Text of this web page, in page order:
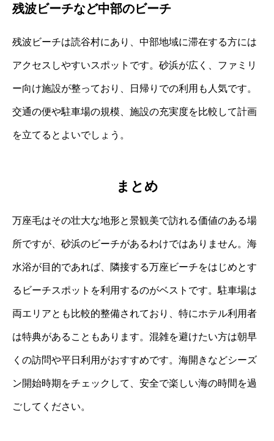
残波ビーチなど中部のビーチ
残波ビーチは読谷村にあり、中部地域に滞在する方には
アクセスしやすいスポットです。砂浜が広く、ファミリ
ー向け施設が整っており、日帰りでの利用も人気です。
交通の便や駐車場の規模、施設の充実度を比較して計画
を立てるとよいでしょう。
まとめ
万座毛はその壮大な地形と景観美で訪れる価値のある場
所ですが、砂浜のビーチがあるわけではありません。海
水浴が目的であれば、隣接する万座ビーチをはじめとす
るビーチスポットを利用するのがベストです。駐車場は
両エリアとも比較的整備されており、特にホテル利用者
は特典があることもあります。混雑を避けたい方は朝早
くの訪問や平日利用がおすすめです。海開きなどシーズ
ン開始時期をチェックして、安全で楽しい海の時間を過
ごしてください。